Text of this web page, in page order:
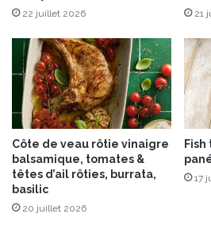
C
e
r
t
d
e
o
22 juillet 2026 21
Côte de veau rôtie vinaigre
balsamique, tomates &
têtes d’ail rôties, burrata,
basilic
20 juillet 2026
17